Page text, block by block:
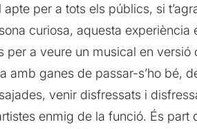
per a tots els públics, si
curiosa, aquesta
per a veure un musical en
ganes de passar-s’ho bé,
venir disfressats i
enmig de la funció. És